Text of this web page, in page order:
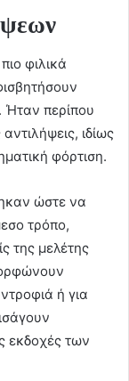
φιλικά
Ήταν περίπου
ιδίως
φόρτιση.
ώστε να
τρόπο,
της μελέτης
ή για
εκδοχές των